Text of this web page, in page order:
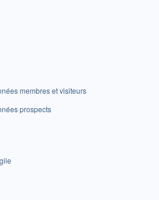
membres et visiteurs
prospects